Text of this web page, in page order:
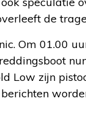
de
Om 01.00
Low zijn